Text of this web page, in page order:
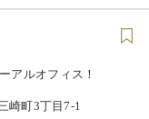
アルオフィス！
崎町3丁目7-1